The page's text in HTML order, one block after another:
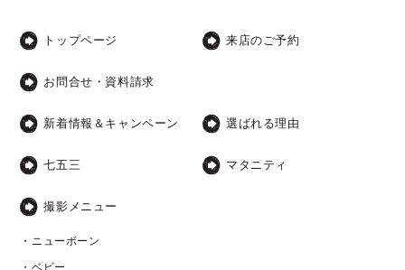
トップページ 来店のご予約
お問合せ・資料請求
新着情報＆キャンペーン 選ばれる理由
七五三 マタニティ
撮影メニュー
・ニューボーン
・ベビー